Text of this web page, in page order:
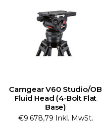
Camgear V60 Studio/OB
Fluid Head (4-Bolt Flat
Base)
€9.678,79 Inkl. MwSt.